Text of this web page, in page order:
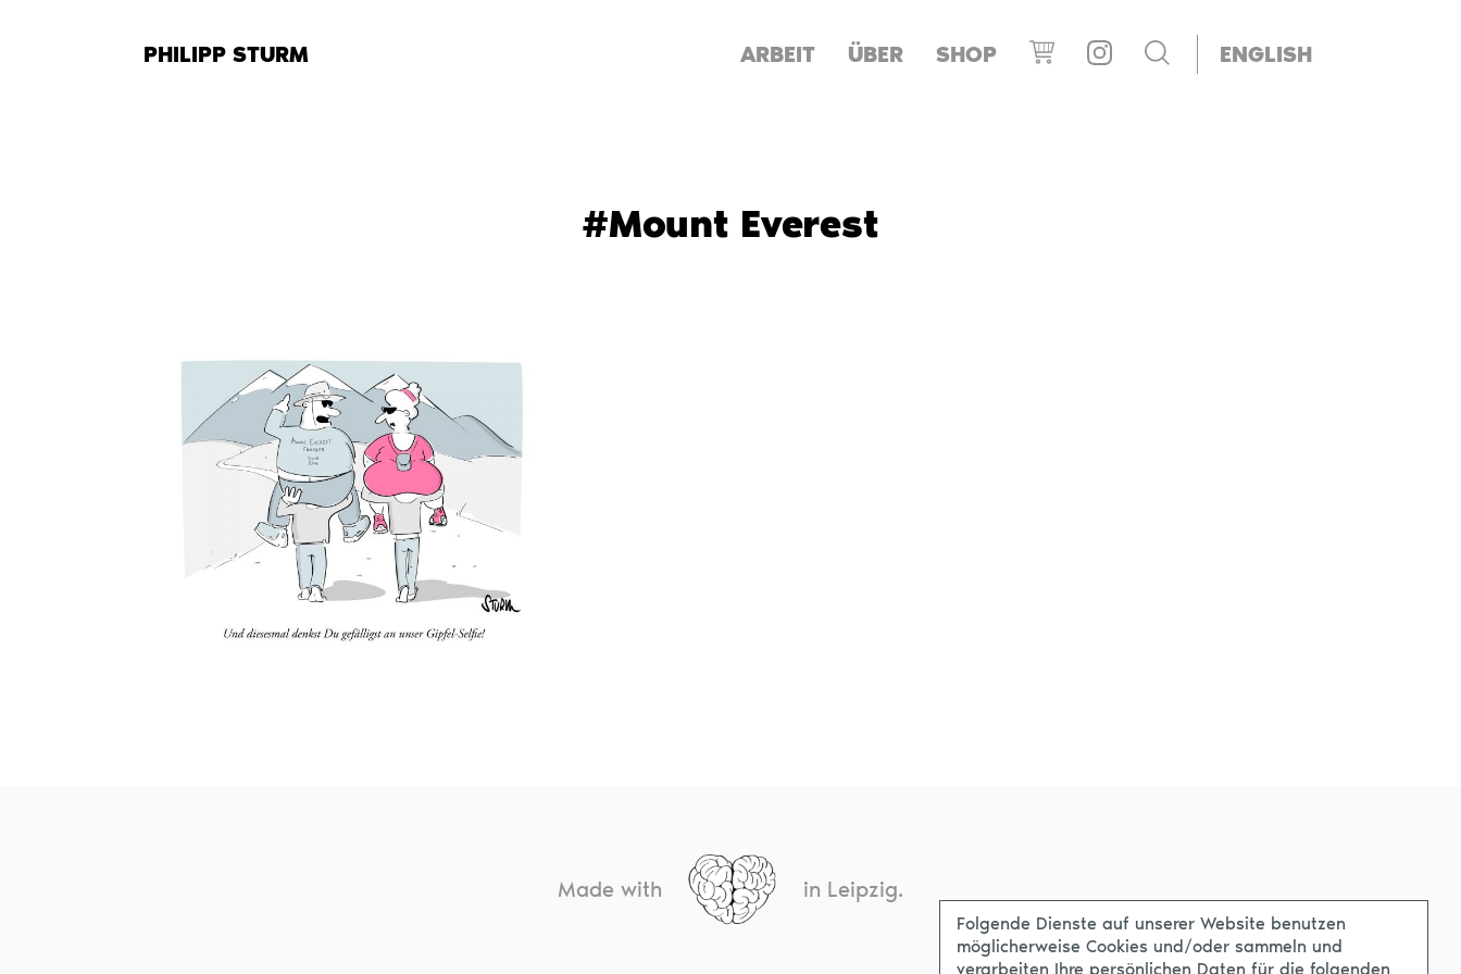
PHILIPP STURM ARBEIT ÜBER SHOP ENGLISH
#Mount Everest
Made with in Leipzig.
Folgende Dienste auf unserer Website benutzen
möglicherweise Cookies und/oder sammeln und
verarbeiten Ihre persönlichen Daten für die folgenden